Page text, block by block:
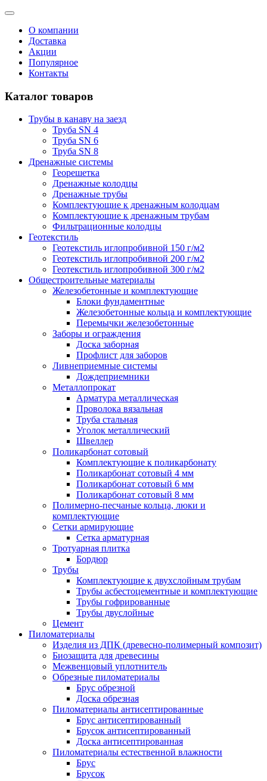
О компании
Доставка
Акции
Популярное
Контакты
Каталог товаров
Трубы в канаву на заезд
Труба SN 4
Труба SN 6
Труба SN 8
Дренажные системы
Георешетка
Дренажные колодцы
Дренажные трубы
Комплектующие к дренажным колодцам
Комплектующие к дренажным трубам
Фильтрационные колодцы
Геотекстиль
Геотекстиль иглопробивной 150 г/м2
Геотекстиль иглопробивной 200 г/м2
Геотекстиль иглопробивной 300 г/м2
Общестроительные материалы
Железобетонные и комплектующие
Блоки фундаментные
Железобетонные кольца и комплектующие
Перемычки железобетонные
Заборы и ограждения
Доска заборная
Профлист для заборов
Ливнеприемные системы
Дождеприемники
Металлопрокат
Арматура металлическая
Проволока вязальная
Труба стальная
Уголок металлический
Швеллер
Поликарбонат сотовый
Комплектующие к поликарбонату
Поликарбонат сотовый 4 мм
Поликарбонат сотовый 6 мм
Поликарбонат сотовый 8 мм
Полимерно-песчаные кольца, люки и
комплектующие
Сетки армирующие
Сетка арматурная
Тротуарная плитка
Бордюр
Трубы
Комплектующие к двухслойным трубам
Трубы асбестоцементные и комплектующие
Трубы гофрированные
Трубы двуслойные
Цемент
Пиломатериалы
Изделия из ДПК (древесно-полимерный композит)
Биозащита для древесины
Межвенцовый уплотнитель
Обрезные пиломатериалы
Брус обрезной
Доска обрезная
Пиломатериалы антисептированные
Брус антисептированный
Брусок антисептированный
Доска антисептированная
Пиломатериалы естественной влажности
Брус
Брусок